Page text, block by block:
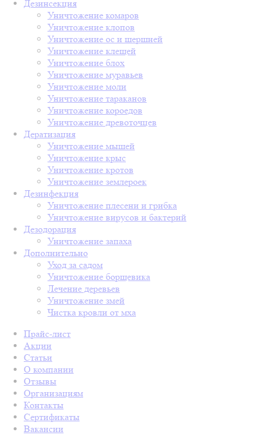
Дезинсекция
Уничтожение комаров
Уничтожение клопов
Уничтожение ос и шершней
Уничтожение клещей
Уничтожение блох
Уничтожение муравьев
Уничтожение моли
Уничтожение тараканов
Уничтожение короедов
Уничтожение древоточцев
Дератизация
Уничтожение мышей
Уничтожение крыс
Уничтожение кротов
Уничтожение землероек
Дезинфекция
Уничтожение плесени и грибка
Уничтожение вирусов и бактерий
Дезодорация
Уничтожение запаха
Дополнительно
Уход за садом
Уничтожение борщевика
Лечение деревьев
Уничтожение змей
Чистка кровли от мха
Прайс-лист
Акции
Статьи
О компании
Отзывы
Организациям
Контакты
Сертификаты
Вакансии